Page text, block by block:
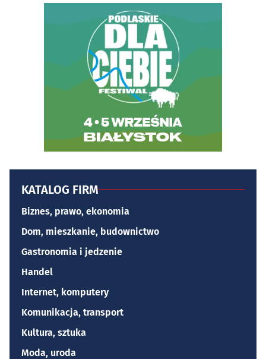
KATALOG FIRM
Biznes, prawo, ekonomia
Dom, mieszkanie, budownictwo
Gastronomia i jedzenie
Handel
Internet, komputery
Komunikacja, transport
Kultura, sztuka
Moda, uroda